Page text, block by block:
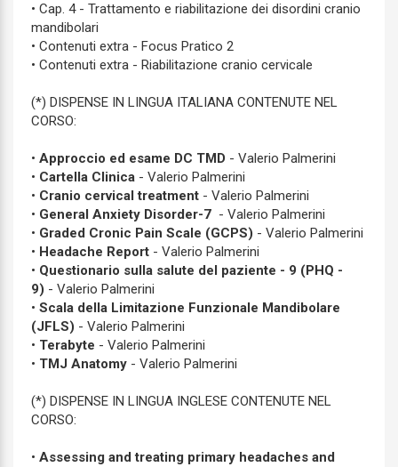
• Cap. 4 - Trattamento e riabilitazione dei disordini cranio
mandibolari
• Contenuti extra - Focus Pratico 2
• Contenuti extra - Riabilitazione cranio cervicale
(*) DISPENSE IN LINGUA ITALIANA CONTENUTE NEL
CORSO:
• Approccio ed esame DC TMD - Valerio Palmerini
• Cartella Clinica - Valerio Palmerini
• Cranio cervical treatment - Valerio Palmerini
• General Anxiety Disorder-7 - Valerio Palmerini
• Graded Cronic Pain Scale (GCPS) - Valerio Palmerini
• Headache Report - Valerio Palmerini
• Questionario sulla salute del paziente - 9 (PHQ -
9) - Valerio Palmerini
• Scala della Limitazione Funzionale Mandibolare
(JFLS) - Valerio Palmerini
• Terabyte - Valerio Palmerini
• TMJ Anatomy - Valerio Palmerini
(*) DISPENSE IN LINGUA INGLESE CONTENUTE NEL
CORSO:
• Assessing and treating primary headaches and